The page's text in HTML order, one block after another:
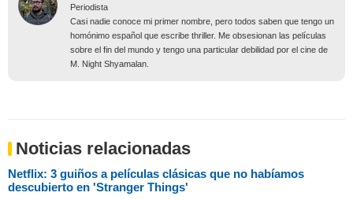
Periodista
Casi nadie conoce mi primer nombre, pero todos saben que tengo un
homónimo español que escribe thriller. Me obsesionan las películas
sobre el fin del mundo y tengo una particular debilidad por el cine de
M. Night Shyamalan.
Noticias relacionadas
Netflix: 3 guiños a películas clásicas que no habíamos
descubierto en 'Stranger Things'